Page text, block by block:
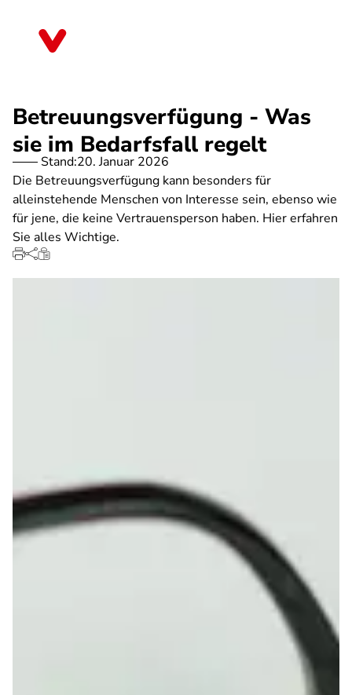
Betreuungsverfügung - Was
sie im Bedarfsfall regelt
Stand:20. Januar 2026
Die Betreuungsverfügung kann besonders für
alleinstehende Menschen von Interesse sein, ebenso wie
für jene, die keine Vertrauensperson haben. Hier erfahren
Sie alles Wichtige.